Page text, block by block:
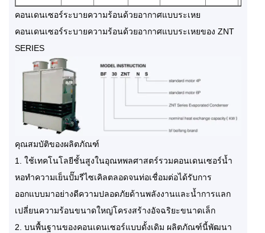
คอนเดนเซอร์ระบายความร้อนด้วยอากาศแบบระเหย
คอนเดนเซอร์ระบายความร้อนด้วยอากาศแบบระเหยของ ZNT
SERIES
คุณสมบัติของผลิตภัณฑ์
1. ใช้เทคโนโลยีชั้นสูงในอุณหพลศาสตร์รวมคอนเดนเซอร์น้ำ
หอทำความเย็นปั๊มรีไซเคิลตลอดจนท่อเชื่อมต่อได้รับการ
ออกแบบมาอย่างดีความปลอดภัยด้านพลังงานและน้ำการแลก
เปลี่ยนความร้อนขนาดใหญ่โครงสร้างอัจฉริยะขนาดเล็ก
2. บนพื้นฐานของคอนเดนเซอร์แบบดั้งเดิม ผลิตภัณฑ์นี้พัฒนา